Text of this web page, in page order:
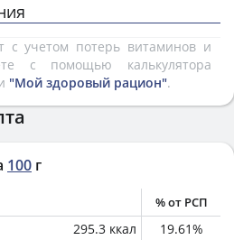
с учетом потерь витаминов и
с помощью калькулятора
"Мой здоровый рацион".
100 г
% от РСП
295.3 ккал 19.61%